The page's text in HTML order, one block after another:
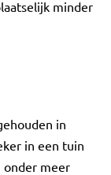
minder
in
in een tuin
onder meer